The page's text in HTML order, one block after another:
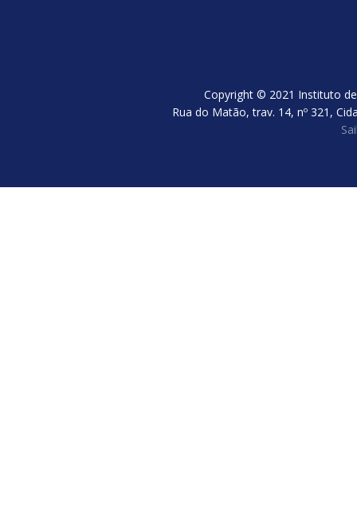
Copyright © 2021 Instituto
Rua do Matão, trav. 14, nº 321,